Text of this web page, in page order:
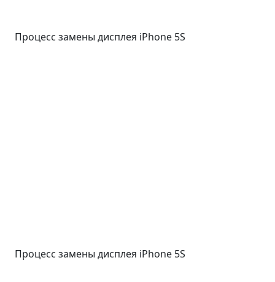
Процесс замены дисплея iPhone 5S
Процесс замены дисплея iPhone 5S